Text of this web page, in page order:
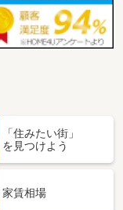
「住みたい街」
を見つけよう
家賃相場